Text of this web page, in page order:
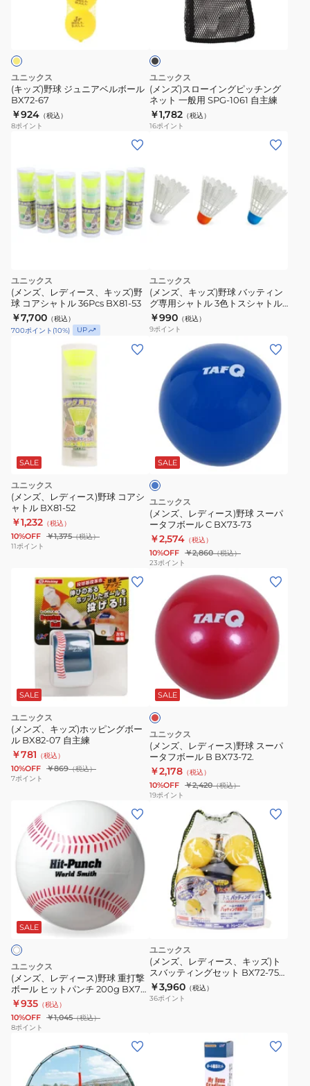
ア
ベ
ル
ボ
ー
67
ユニックス
(キッズ)野球 ジュニアベルボール
BX72-67
￥924 （税込）
8ポイント
グ
ピ
ッ
チ
ン
ト
一
般
自
主
練
ブ
ラ
ッ
ユニックス
(メンズ)スローイングピッチング
ネット 一般用 SPG-1061 自主練
￥1,782 （税込）
16ポイント
ユニックス
(メンズ、レディース、キッズ)野
球 コアシャトル 36Pcs BX81-53
￥7,700 （税込）
700ポイント (10%) UP
ユニックス
(メンズ、キッズ)野球 バッティン
グ専用シャトル 3色トスシャトル
6個入り BX81-01 自主練
￥990 （税込）
9ポイント
SALE
ユニックス
(メンズ、レディース)野球 コアシ
ャトル BX81-52
￥1,232 （税込）
10%OFF ￥1,375（税込）
11ポイント
ズ、
デ
ス)
野
球
ス
ー
パ
ー
ー
ル
BX73-
73
SALE
ル
ー
ユニックス
(メンズ、レディース)野球 スーパ
ータフボール C BX73-73
￥2,574 （税込）
10%OFF ￥2,860（税込）
23ポイント
SALE
ユニックス
(メンズ、キッズ)ホッピングボー
ル BX82-07 自主練
￥781 （税込）
10%OFF ￥869（税込）
7ポイント
ズ、
レ
デ
ィ
ス)
野
球
ス
ー
パ
ー
BX73-
SALE
ッ
ド
ユニックス
(メンズ、レディース)野球 スーパ
ータフボール B BX73-72.
￥2,178 （税込）
10%OFF ￥2,420（税込）
19ポイント
デ
ィ
ス)
野
球
重
打
撃
ボ
SALE
ユニックス
(メンズ、レディース)野球 重打撃
ボール ヒットパンチ 200g BX77-
02.
￥935 （税込）
10%OFF ￥1,045（税込）
8ポイント
ユニックス
(メンズ、レディース、キッズ)ト
スバッティングセット BX72-75
自主練
￥3,960 （税込）
36ポイント